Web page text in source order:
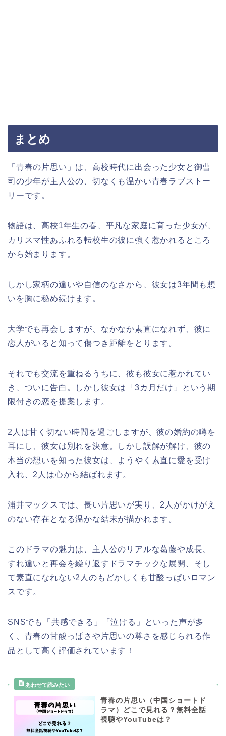
まとめ
「青春の片思い」は、高校時代に出会った少女と御曹
司の少年が主人公の、切なくも温かい青春ラブストー
リーです。
物語は、高校1年生の春、平凡な家庭に育った少女が、
カリスマ性あふれる転校生の彼に強く惹かれるところ
から始まります。
しかし家柄の違いや自信のなさから、彼女は3年間も想
いを胸に秘め続けます。
大学でも再会しますが、なかなか素直になれず、彼に
恋人がいると知って傷つき距離をとります。
それでも交流を重ねるうちに、彼も彼女に惹かれてい
き、ついに告白。しかし彼女は「3カ月だけ」という期
限付きの恋を提案します。
2人は甘く切ない時間を過ごしますが、彼の婚約の噂を
耳にし、彼女は別れを決意。しかし誤解が解け、彼の
本当の想いを知った彼女は、ようやく素直に愛を受け
入れ、2人は心から結ばれます。
浦井マックスでは、長い片思いが実り、2人がかけがえ
のない存在となる温かな結末が描かれます。
このドラマの魅力は、主人公のリアルな葛藤や成長、
すれ違いと再会を繰り返すドラマチックな展開、そし
て素直になれない2人のもどかしくも甘酸っぱいロマン
スです。
SNSでも「共感できる」「泣ける」といった声が多
く、青春の甘酸っぱさや片思いの尊さを感じられる作
品として高く評価されています！
青春の片思い（中国ショートド
ラマ）どこで見れる？無料全話
視聴やYouTubeは？